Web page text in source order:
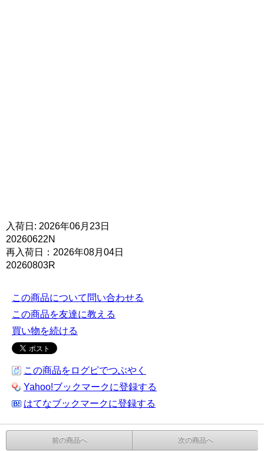
入荷日: 2026年06月23日
20260622N
再入荷日：2026年08月04日
20260803R
この商品について問い合わせる
この商品を友達に教える
買い物を続ける
この商品をログピでつぶやく
Yahoo!ブックマークに登録する
はてなブックマークに登録する
前の商品へ 次の商品へ